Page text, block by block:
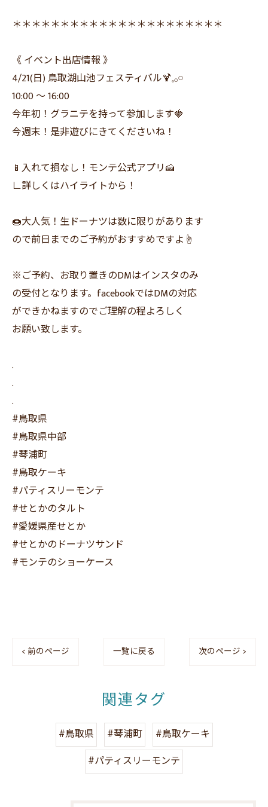
＊＊＊＊＊＊＊＊＊＊＊＊＊＊＊＊＊＊＊＊＊＊
《 イベント出店情報 》
4/21(日) 鳥取湖山池フェスティバル🍹𓈒𓂂𓏸
10:00 ～ 16:00
今年初！グラニテを持って参加します🍓
今週末！是非遊びにきてくださいね！
📱入れて損なし！モンテ公式アプリ🍰
∟詳しくはハイライトから！
🍩大人気！生ドーナツは数に限りがあります
ので前日までのご予約がおすすめですよ☝️
※ご予約、お取り置きのDMはインスタのみ
の受付となります。facebookではDMの対応
ができかねますのでご理解の程よろしく
お願い致します。
.
.
.
#鳥取県
#鳥取県中部
#琴浦町
#鳥取ケーキ
#パティスリーモンテ
#せとかのタルト
#愛媛県産せとか
#せとかのドーナツサンド
#モンテのショーケース
< 前のページ 一覧に戻る 次のページ >
関連タグ
#鳥取県 #琴浦町
#鳥取ケーキ
#パティスリーモンテ